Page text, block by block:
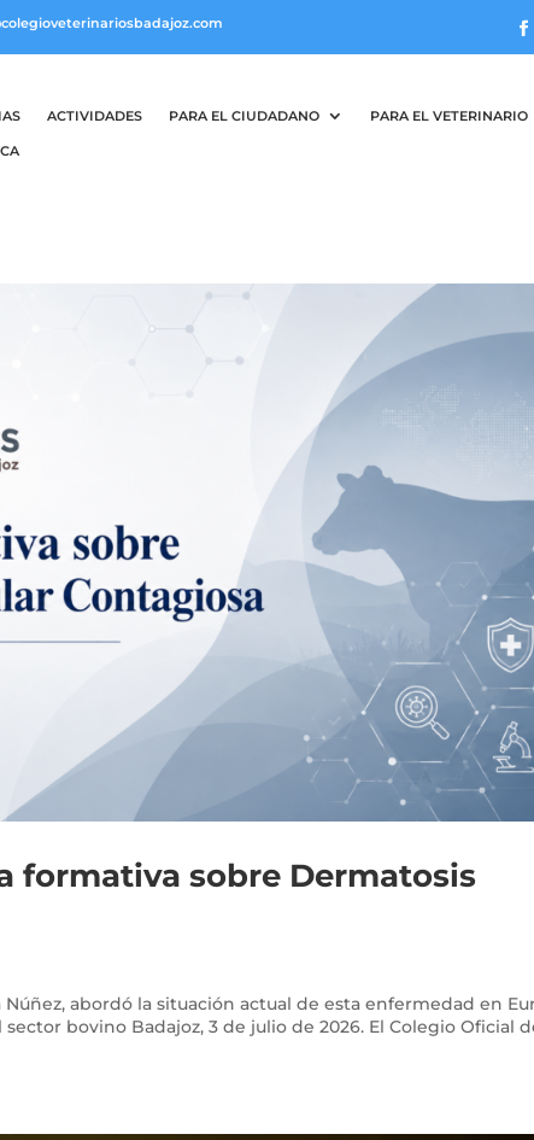
ACTIVIDADES PARA EL CIUDADANO PARA EL VETERINARIO
formativa sobre Dermatosis
abordó la situación actual de esta enfermedad en
bovino Badajoz, 3 de julio de 2026. El Colegio Oficial